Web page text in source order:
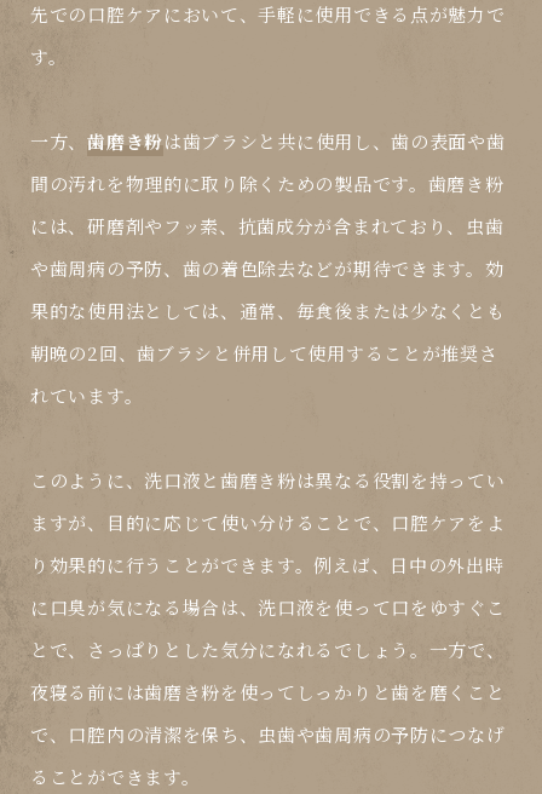
先での口腔ケアにおいて、手軽に使用できる点が魅力で
す。
一方、歯磨き粉は歯ブラシと共に使用し、歯の表面や歯
間の汚れを物理的に取り除くための製品です。歯磨き粉
には、研磨剤やフッ素、抗菌成分が含まれており、虫歯
や歯周病の予防、歯の着色除去などが期待できます。効
果的な使用法としては、通常、毎食後または少なくとも
朝晩の2回、歯ブラシと併用して使用することが推奨さ
れています。
このように、洗口液と歯磨き粉は異なる役割を持ってい
ますが、目的に応じて使い分けることで、口腔ケアをよ
り効果的に行うことができます。例えば、日中の外出時
に口臭が気になる場合は、洗口液を使って口をゆすぐこ
とで、さっぱりとした気分になれるでしょう。一方で、
夜寝る前には歯磨き粉を使ってしっかりと歯を磨くこと
で、口腔内の清潔を保ち、虫歯や歯周病の予防につなげ
ることができます。